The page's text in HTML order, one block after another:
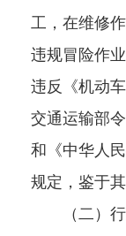
工，在维修
违规冒险作
违反《机动
交通运输部
和《中华人
规定，鉴于
（二）行